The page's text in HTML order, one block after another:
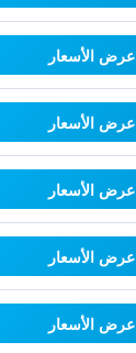
عرض الأسعار
عرض الأسعار
عرض الأسعار
عرض الأسعار
عرض الأسعار